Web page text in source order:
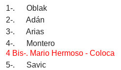
1-. Oblak
2-. Adán
3-. Arias
4-. Montero
4 Bis-. Mario Hermoso - Coloca
5-. Savic